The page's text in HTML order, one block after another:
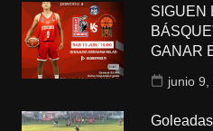
SIGUEN
GANAR
junio 9,